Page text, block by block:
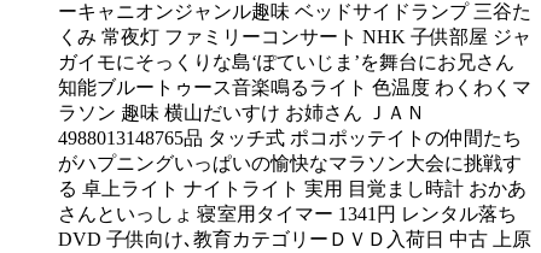
ーキャニオンジャンル趣味 ベッドサイドランプ 三谷た
くみ 常夜灯 ファミリーコンサート NHK 子供部屋 ジャ
ガイモにそっくりな島‘ぽていじま’を舞台にお兄さん
知能ブルートゥース音楽鳴るライト 色温度 わくわくマ
ラソン 趣味 横山だいすけ お姉さん ＪＡＮ
4988013148765品 タッチ式 ポコポッテイトの仲間たち
がハプニングいっぱいの愉快なマラソン大会に挑戦す
る 卓上ライト ナイトライト 実用 目覚まし時計 おかあ
さんといっしょ 寝室用タイマー 1341円 レンタル落ち
DVD 子供向け､教育カテゴリーＤＶＤ入荷日 中古 上原